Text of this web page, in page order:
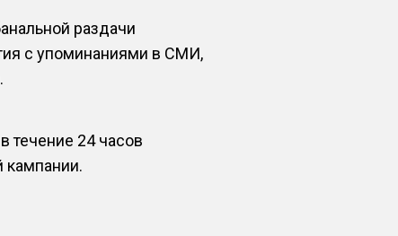
раздачи
с упоминаниями в СМИ,
24 часов
кампании.